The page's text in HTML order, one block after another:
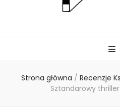
Strona główna / Recenzje
Sztandarowy